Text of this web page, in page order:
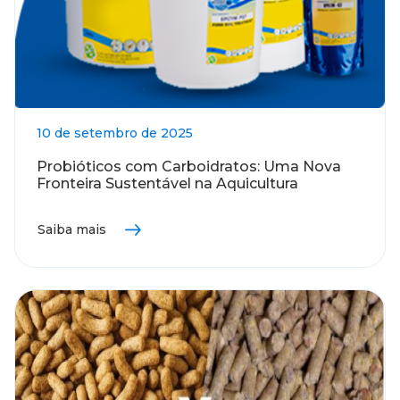
10 de setembro de 2025
Probióticos com Carboidratos: Uma Nova
Fronteira Sustentável na Aquicultura
Saiba mais